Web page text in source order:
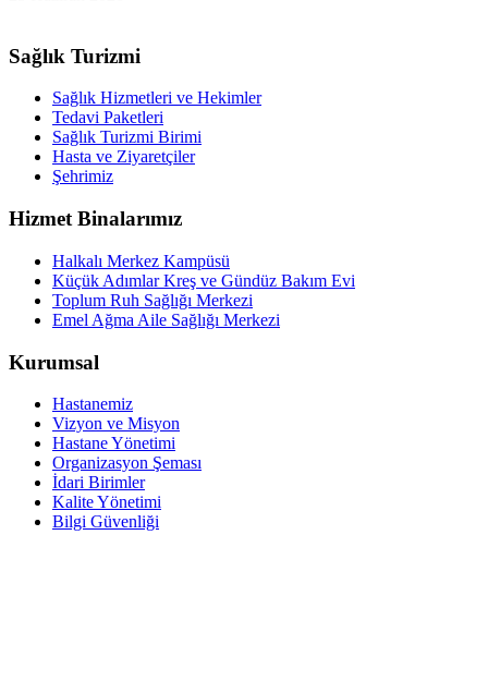
Sağlık Turizmi
Sağlık Hizmetleri ve Hekimler
Tedavi Paketleri
Sağlık Turizmi Birimi
Hasta ve Ziyaretçiler
Şehrimiz
Hizmet Binalarımız
Halkalı Merkez Kampüsü
Küçük Adımlar Kreş ve Gündüz Bakım Evi
Toplum Ruh Sağlığı Merkezi
Emel Ağma Aile Sağlığı Merkezi
Kurumsal
Hastanemiz
Vizyon ve Misyon
Hastane Yönetimi
Organizasyon Şeması
İdari Birimler
Kalite Yönetimi
Bilgi Güvenliği